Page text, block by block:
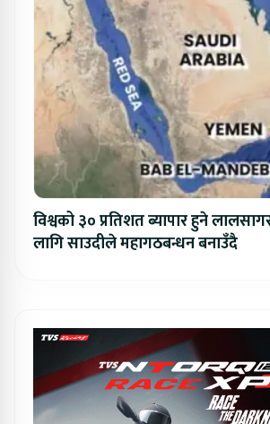
विश्वको ३० प्रतिशत ब्यापार हुने
लागि साउदीले महागठबन्धन बनाउँदै